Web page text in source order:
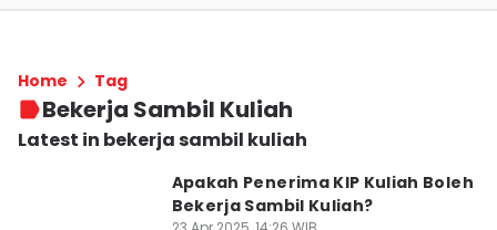
Home Tag
Bekerja Sambil Kuliah
Latest in bekerja sambil kuliah
Apakah Penerima KIP Kuliah Boleh
Bekerja Sambil Kuliah?